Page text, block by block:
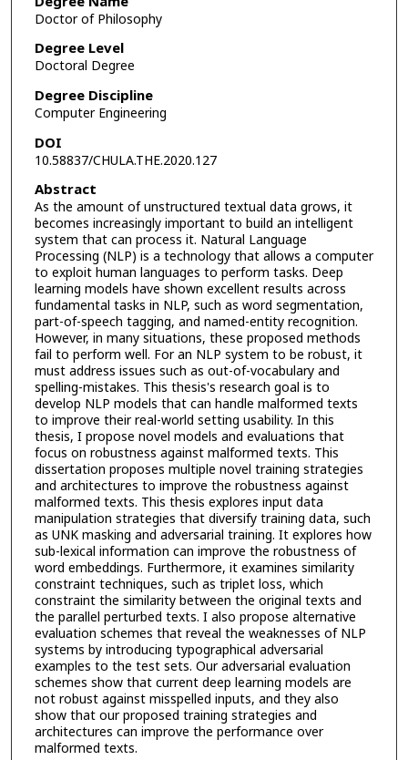
Doctor of Philosophy
Degree Level
Doctoral Degree
Degree Discipline
Computer Engineering
DOI
10.58837/CHULA.THE.2020.127
Abstract
As the amount of unstructured textual data grows, it
becomes increasingly important to build an intelligent
system that can process it. Natural Language
Processing (NLP) is a technology that allows a computer
to exploit human languages to perform tasks. Deep
learning models have shown excellent results across
fundamental tasks in NLP, such as word segmentation,
part-of-speech tagging, and named-entity recognition.
However, in many situations, these proposed methods
fail to perform well. For an NLP system to be robust, it
must address issues such as out-of-vocabulary and
spelling-mistakes. This thesis's research goal is to
develop NLP models that can handle malformed texts
to improve their real-world setting usability. In this
thesis, I propose novel models and evaluations that
focus on robustness against malformed texts. This
dissertation proposes multiple novel training strategies
and architectures to improve the robustness against
malformed texts. This thesis explores input data
manipulation strategies that diversify training data, such
as UNK masking and adversarial training. It explores how
sub-lexical information can improve the robustness of
word embeddings. Furthermore, it examines similarity
constraint techniques, such as triplet loss, which
constraint the similarity between the original texts and
the parallel perturbed texts. I also propose alternative
evaluation schemes that reveal the weaknesses of NLP
systems by introducing typographical adversarial
examples to the test sets. Our adversarial evaluation
schemes show that current deep learning models are
not robust against misspelled inputs, and they also
show that our proposed training strategies and
architectures can improve the performance over
malformed texts.